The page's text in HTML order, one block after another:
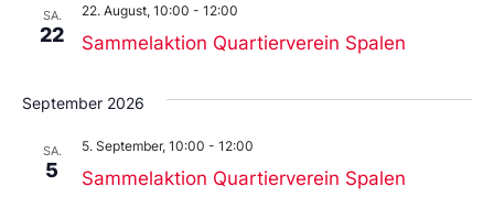
SA.
22 Sammelaktion Quartierverein Spalen
22. August, 10:00 - 12:00
September 2026
SA.
5 Sammelaktion Quartierverein Spalen
5. September, 10:00 - 12:00